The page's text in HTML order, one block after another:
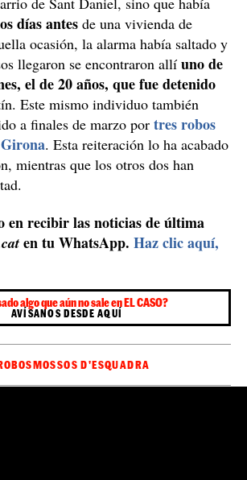
días antes de una vivienda de
ocasión, la alarma había saltado y
llegaron se encontraron allí uno de
el de 20 años, que fue detenido
Este mismo individuo también
a finales de marzo por tres robos
. Esta reiteración lo ha acabado
mientras que los otros dos han
en recibir las noticias de última
en tu WhatsApp. Haz clic aquí,
algo que aún no sale en EL CASO?
AVÍSANOS DESDE AQUÍ
MOSSOS D'ESQUADRA